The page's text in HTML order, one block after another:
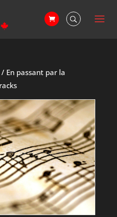
/ En passant par la